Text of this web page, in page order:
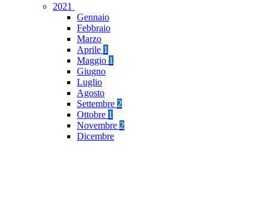
2021
Gennaio
Febbraio
Marzo
Aprile 1
Maggio 1
Giugno
Luglio
Agosto
Settembre 2
Ottobre 1
Novembre 2
Dicembre